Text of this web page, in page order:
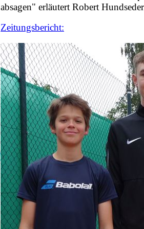
absagen" erläutert Robert
Zeitungsbericht: